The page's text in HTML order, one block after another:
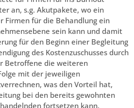
an, s.g. Akutpakete, wo ein
Firmen für die Behandlung ein
sein kann und damit
für den Beginn einer Begleitung
des Kostenzuschusses durch
Betroffene die weiteren
mit der jeweiligen
was den Vorteil hat,
bei den bereits gewohnten
fortsetzen kann.